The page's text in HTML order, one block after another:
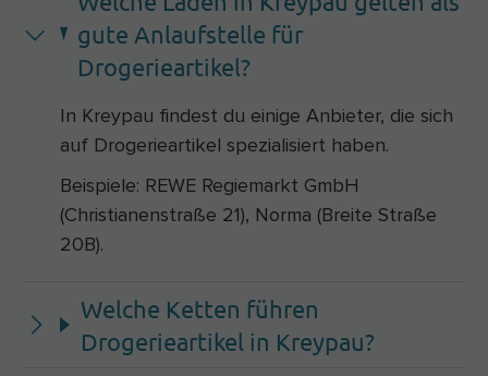
gute Anlaufstelle für
Drogerieartikel?
In Kreypau findest du einige Anbieter, die sich
auf Drogerieartikel spezialisiert haben.
Beispiele: REWE Regiemarkt GmbH
(Christianenstraße 21), Norma (Breite Straße
20B).
Welche Ketten führen
Drogerieartikel in Kreypau?